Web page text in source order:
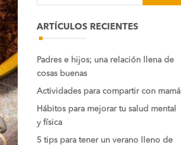
ARTÍCULOS RECIENTES
Padres e hijos; una relación llena de
cosas buenas
Actividades para compartir con mamá
Hábitos para mejorar tu salud mental
y física
5 tips para tener un verano lleno de